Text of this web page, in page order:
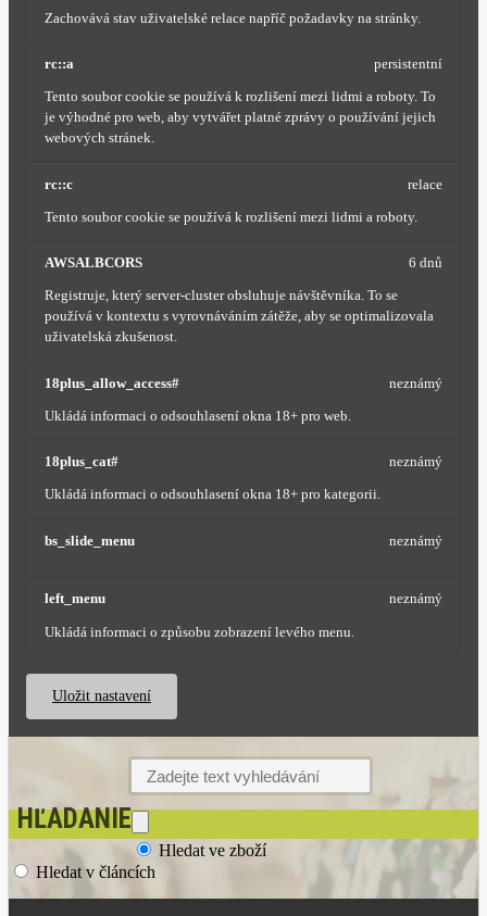
Zachovává stav uživatelské relace napříč požadavky na stránky.
rc::a
Tento soubor cookie se používá k rozlišení mezi lidmi a roboty. To
je výhodné pro web, aby vytvářet platné zprávy o používání jejich
webových stránek.
persistentní
rc::c
Tento soubor cookie se používá k rozlišení mezi lidmi a roboty.
relace
AWSALBCORS
Registruje, který server-cluster obsluhuje návštěvníka. To se
používá v kontextu s vyrovnáváním zátěže, aby se optimalizovala
uživatelská zkušenost.
6 dnů
18plus_allow_access#
Ukládá informaci o odsouhlasení okna 18+ pro web.
neznámý
18plus_cat#
Ukládá informaci o odsouhlasení okna 18+ pro kategorii.
neznámý
bs_slide_menu neznámý
left_menu
Ukládá informaci o způsobu zobrazení levého menu.
neznámý
Uložit nastavení
HĽADANIE
Hledat ve zboží
Hledat v článcích